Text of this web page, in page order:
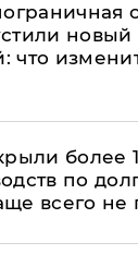
что
более
по
всего не